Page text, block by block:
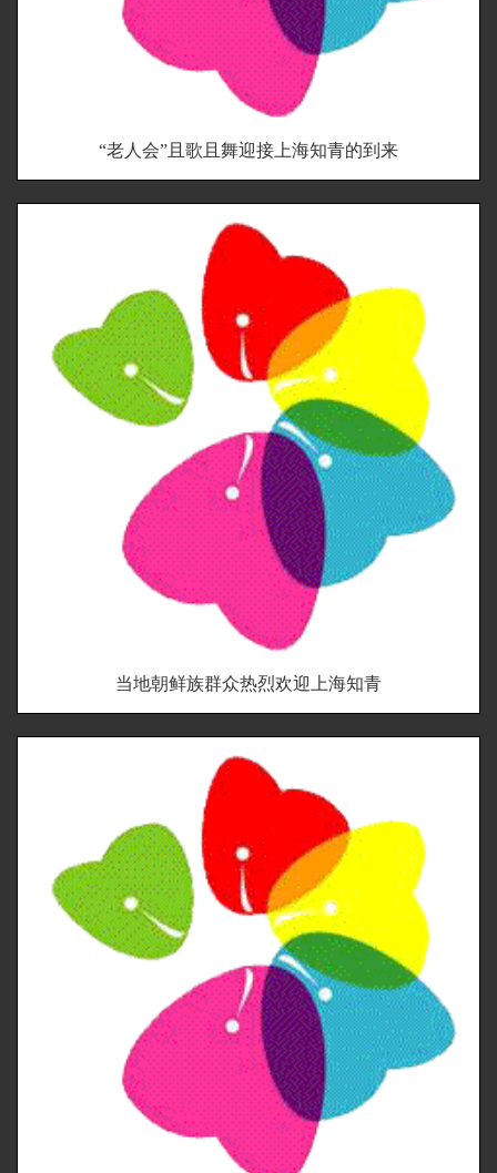
“老人会”且歌且舞迎接上海知青的到来
当地朝鲜族群众热烈欢迎上海知青